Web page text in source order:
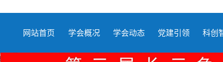
网站首页 学会概况 学会动态 党建引领 科创